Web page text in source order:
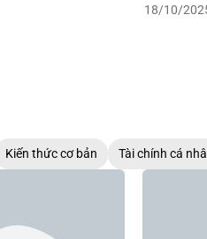
18/10/
Kiến thức cơ bản Tài chính cá